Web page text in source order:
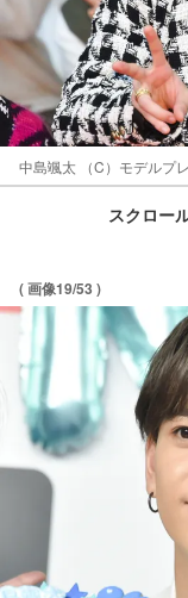
中島颯太 （C）モデルプ
スクロー
( 画像19/53 )